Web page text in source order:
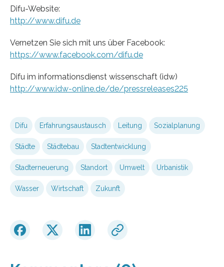
Difu-Website:
http://www.difu.de
Vernetzen Sie sich mit uns über Facebook:
https://www.facebook.com/difu.de
Difu im informationsdienst wissenschaft (idw)
http://www.idw-online.de/de/pressreleases225
Difu Erfahrungsaustausch Leitung Sozialplanung
Städte Städtebau Stadtentwicklung
Stadterneuerung Standort Umwelt Urbanistik
Wasser Wirtschaft Zukunft